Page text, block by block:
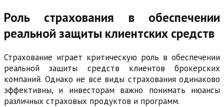
Роль страхования в обеспечении
реальной защиты клиентских средств
Страхование играет критическую роль в обеспечении
реальной защиты средств клиентов брокерских
компаний. Однако не все виды страхования одинаково
эффективны, и инвесторам важно понимать нюансы
различных страховых продуктов и программ.